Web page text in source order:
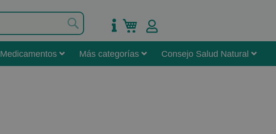
Mi carrito
Medicamentos Más categorías Consejo Salud Natural